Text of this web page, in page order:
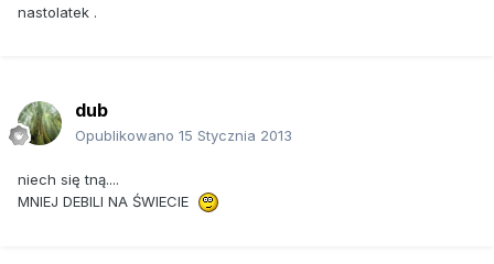
nastolatek .
dub
Opublikowano 15 Stycznia 2013
niech się tną....
MNIEJ DEBILI NA ŚWIECIE